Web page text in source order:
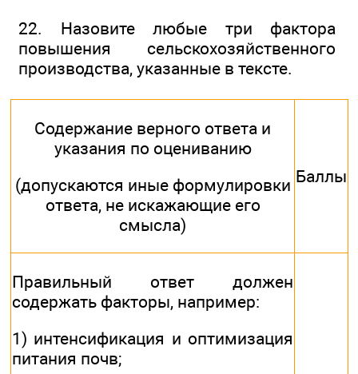
22. Назовите любые три фактора
повышения сельскохозяйственного
производства, указанные в тексте.
Содержание верного ответа и
указания по оцениванию
(допускаются иные формулировки
ответа, не искажающие его
смысла)
Баллы
Правильный ответ должен
содержать факторы, например:
1) интенсификация и оптимизация
питания почв;